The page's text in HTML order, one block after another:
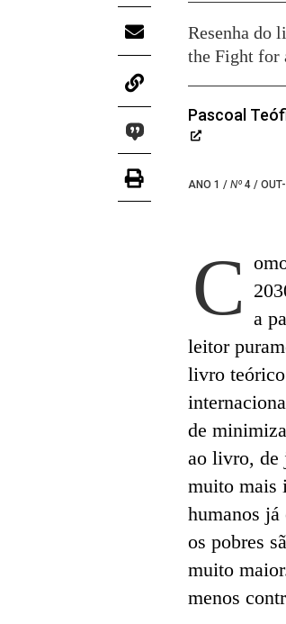
Resenha do
the Fight for
Pascoal
ANO 1 / Nº 4 /
C a
leitor
livro
de
ao livro, de
muito mais
humanos já
os pobres
muito
menos